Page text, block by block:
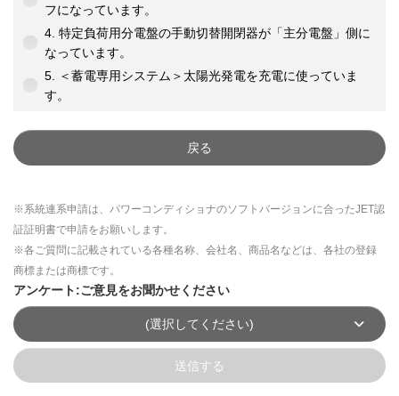
フになっています。
4. 特定負荷用分電盤の手動切替開閉器が「主分電盤」側に
なっています。
5. ＜蓄電専用システム＞太陽光発電を充電に使っていま
す。
戻る
※系統連系申請は、パワーコンディショナのソフトバージョンに合ったJET認
証証明書で申請をお願いします。
※各ご質問に記載されている各種名称、会社名、商品名などは、各社の登録
商標または商標です。
アンケート:ご意見をお聞かせください
(選択してください)
送信する